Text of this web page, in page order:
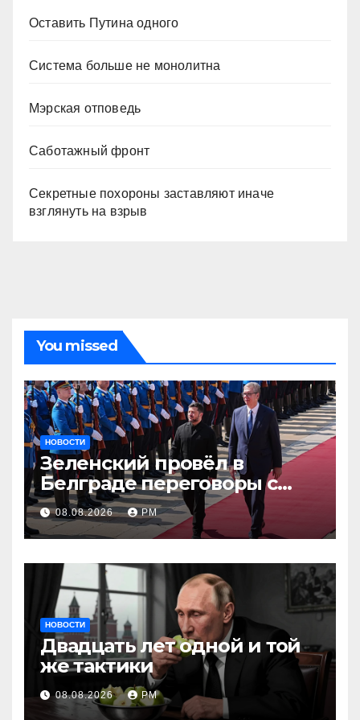
Оставить Путина одного
Система больше не монолитна
Мэрская отповедь
Саботажный фронт
Секретные похороны заставляют иначе
взглянуть на взрыв
You missed
НОВОСТИ
Зеленский провёл в
Белграде переговоры с
Вучичем
08.08.2026 РМ
НОВОСТИ
Двадцать лет одной и той
же тактики
08.08.2026 РМ